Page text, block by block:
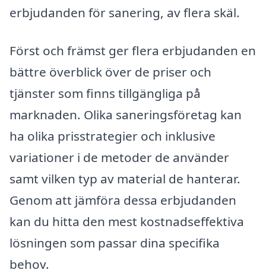
erbjudanden för sanering, av flera skäl.
Först och främst ger flera erbjudanden en
bättre överblick över de priser och
tjänster som finns tillgängliga på
marknaden. Olika saneringsföretag kan
ha olika prisstrategier och inklusive
variationer i de metoder de använder
samt vilken typ av material de hanterar.
Genom att jämföra dessa erbjudanden
kan du hitta den mest kostnadseffektiva
lösningen som passar dina specifika
behov.